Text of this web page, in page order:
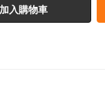
加入購物車